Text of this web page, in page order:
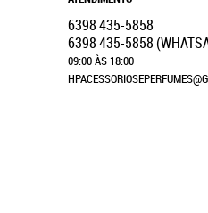
6398435-5858
6398435-5858
09:00 ÀS 18:00